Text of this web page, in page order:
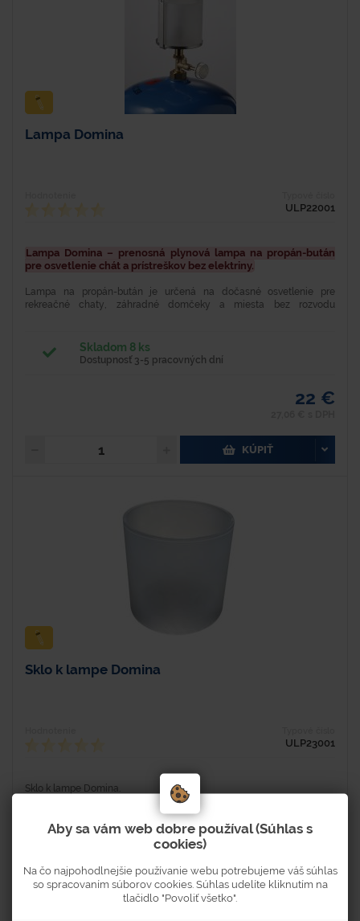
Lampa Domina
ULP22001
Lampa Domina – prenosná plynová lampa na propán-bután
pre osvetlenie chát a prístreškov bez elektriny.
Lampa na propán-bután je určená na dočasné osvetlenie pre
rekreačné chaty, záhradné domčeky a miesta bez rozvodu
Skladom 8 ks
Dostupnosť 3-5 pracovných dní
22 €
KÚPIŤ
Sklo k lampe Domina
ULP23001
Sklo k lampe Domina.
Skladom 2 ks
Dostupnosť 3-5 pracovných dní
Aby sa vám web dobre používal (Súhlas s
cookies)
Na čo najpohodlnejšie používanie webu potrebujeme váš súhlas
so spracovaním súborov cookies. Súhlas udelíte kliknutím na
tlačidlo "Povoliť všetko".